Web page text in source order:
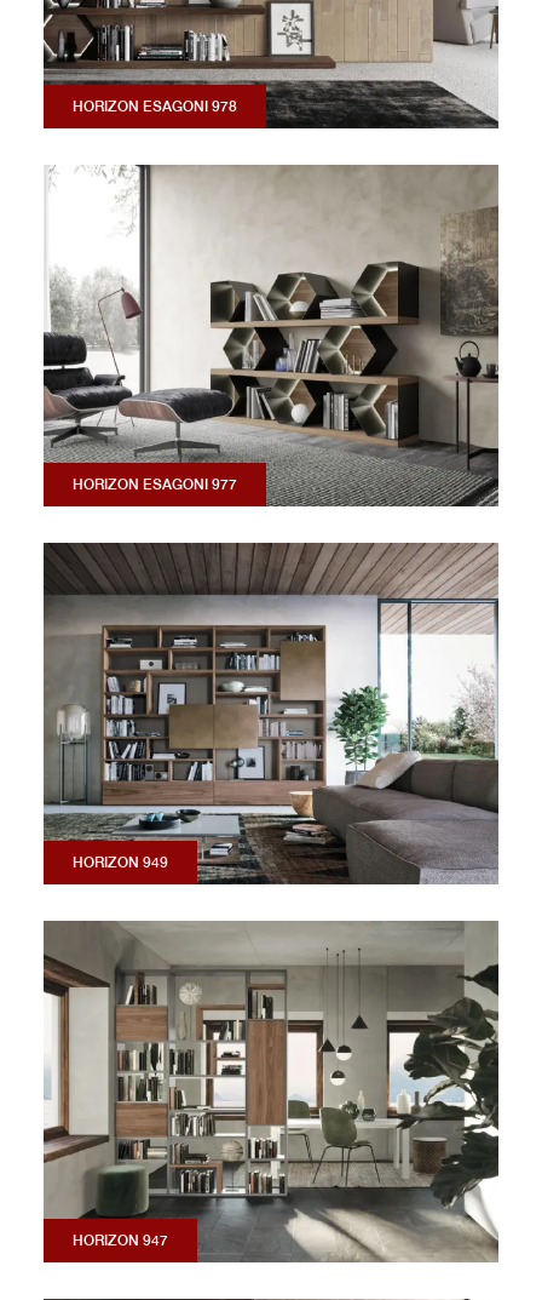
HORIZON ESAGONI 978
HORIZON ESAGONI 977
HORIZON 949
HORIZON 947